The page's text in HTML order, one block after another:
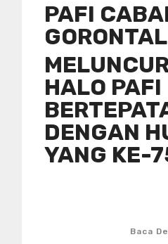
PAFI
HALO PAFI
DENGAN
YANG KE-
Baca